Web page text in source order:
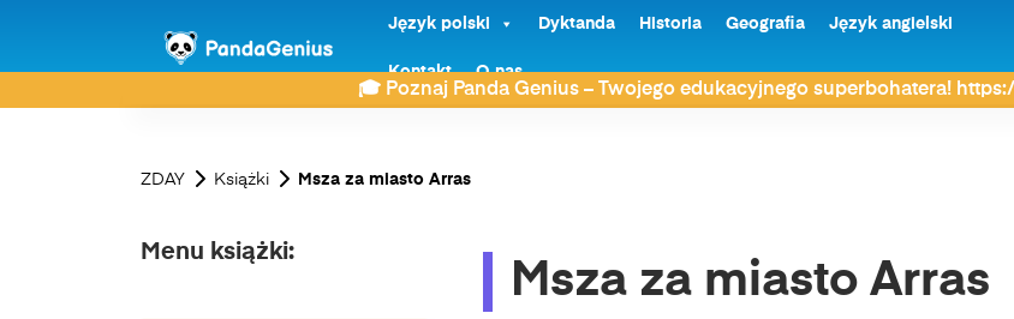
Język polski Dyktanda Historia Geografia Język angielski
Kontakt O nas
🎓 Poznaj Panda Genius – Twojego edukacyjnego superbohatera!
ZDAY Książki Msza za miasto Arras
Menu książki:
Msza za miasto Arras